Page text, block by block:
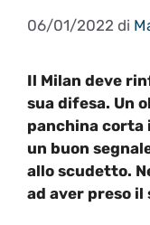
06/01/2022 di
Il Milan deve
sua difesa. Un
panchina corta
un buon
allo scudetto.
ad aver preso il